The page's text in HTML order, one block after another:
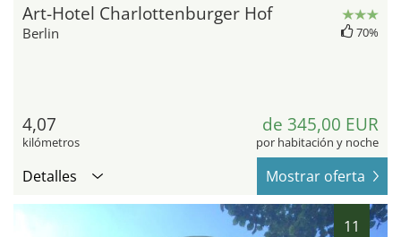
Art-Hotel Charlottenburger Hof
Berlin 70%
4,07
kilómetros
de 345,00 EUR
por habitación y noche
Detalles Mostrar oferta
11